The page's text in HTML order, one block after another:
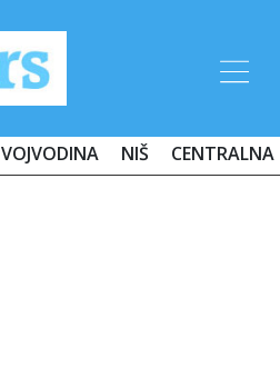
VOJVODINA NIŠ CENTRALNA